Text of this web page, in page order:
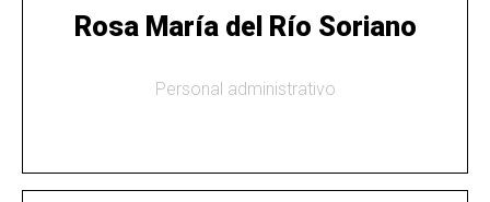
Rosa María del Río Soriano
Personal administrativo